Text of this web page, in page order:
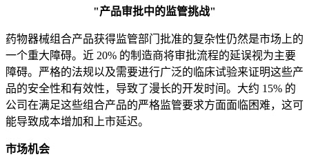
"产品审批中的监管挑战"
药物器械组合产品获得监管部门批准的复杂性仍然是市场上的
一个重大障碍。近 20% 的制造商将审批流程的延误视为主要
障碍。严格的法规以及需要进行广泛的临床试验来证明这些产
品的安全性和有效性，导致了漫长的开发时间。大约 15% 的
公司在满足这些组合产品的严格监管要求方面面临困难，这可
能导致成本增加和上市延迟。
市场机会